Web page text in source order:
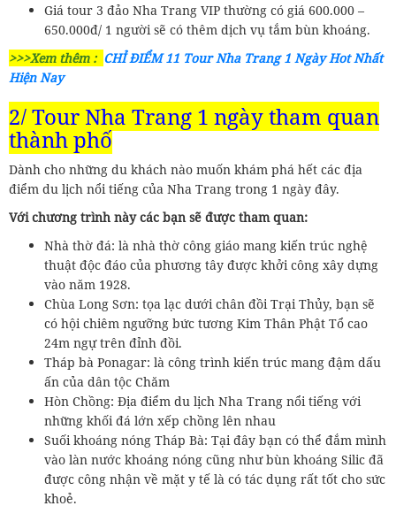
Giá tour 3 đảo Nha Trang VIP thường có giá 600.000 –
650.000đ/ 1 người sẽ có thêm dịch vụ tắm bùn khoáng.
>>>Xem thêm : CHỈ ĐIỂM 11 Tour Nha Trang 1 Ngày Hot Nhất
Hiện Nay
2/ Tour Nha Trang 1 ngày tham quan
thành phố
Dành cho những du khách nào muốn khám phá hết các địa
điểm du lịch nổi tiếng của Nha Trang trong 1 ngày đây.
Với chương trình này các bạn sẽ được tham quan:
Nhà thờ đá: là nhà thờ công giáo mang kiến trúc nghệ
thuật độc đáo của phương tây được khởi công xây dựng
vào năm 1928.
Chùa Long Sơn: tọa lạc dưới chân đồi Trại Thủy, bạn sẽ
có hội chiêm ngưỡng bức tương Kim Thân Phật Tổ cao
24m ngự trên đỉnh đồi.
Tháp bà Ponagar: là công trình kiến trúc mang đậm dấu
ấn của dân tộc Chăm
Hòn Chồng: Địa điểm du lịch Nha Trang nổi tiếng với
những khối đá lớn xếp chồng lên nhau
Suối khoáng nóng Tháp Bà: Tại đây bạn có thể đắm mình
vào làn nước khoáng nóng cũng như bùn khoáng Silic đã
được công nhận về mặt y tế là có tác dụng rất tốt cho sức
khoẻ.